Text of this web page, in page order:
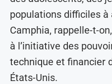
populations difficiles à
Camphia, rappelle-t-
à l’initiative des
technique et financier
États-Unis.